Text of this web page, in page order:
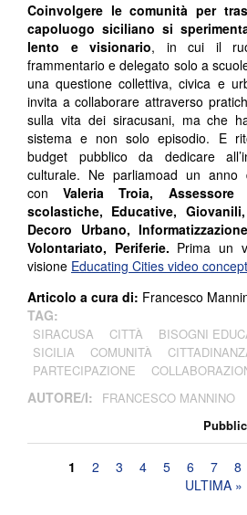
Coinvolgere le comunità per
capoluogo siciliano si
lento e visionario, in cui il
frammentario e delegato solo a
una questione collettiva, civica e
invita a collaborare attraverso
sulla vita dei siracusani, ma che
sistema e non solo episodio. E
budget pubblico da dedicare
culturale. Ne parliamoad un anno
conValeria Troia, Assessore
scolastiche, Educative,
Decoro Urbano,
Volontariato, Periferie. Prima un
visione Educating Cities video concept
Articolo a cura di: Francesco
TAG:
SIRACUSA CITTÀ BISOGNI
SICILIA
COMUNITÀ
PARTECIPAZIONE
AUTORE/I: FRANCESCO MANNINO
Pagine
1 2 3 4 5 6 7 8
ULTIMA »